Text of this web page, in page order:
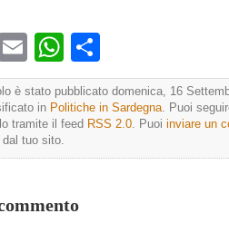
TwitterEmailWhatsApp
è stato pubblicato domenica, 16
in Politiche in Sardegna. Puoi
tramite il feed RSS 2.0. Puoi inviare un
dal tuo sito.